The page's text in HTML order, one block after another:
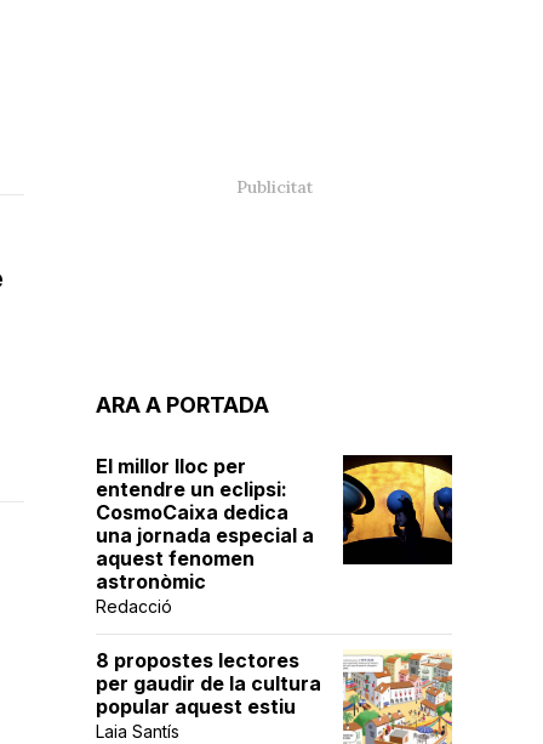
ARA A PORTADA
El millor lloc per
entendre un eclipsi:
CosmoCaixa dedica
una jornada especial a
aquest fenomen
astronòmic
Redacció
8 propostes lectores
per gaudir de la cultura
popular aquest estiu
Laia Santís